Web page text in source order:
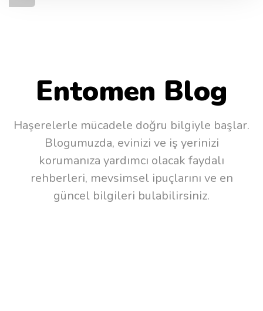
Entomen Blog
Haşerelerle mücadele doğru bilgiyle başlar.
Blogumuzda, evinizi ve iş yerinizi
korumanıza yardımcı olacak faydalı
rehberleri, mevsimsel ipuçlarını ve en
güncel bilgileri bulabilirsiniz.